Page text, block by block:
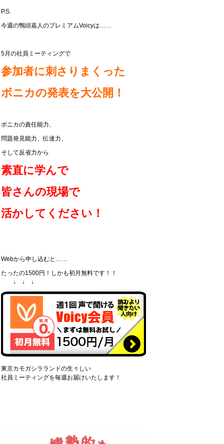
P.S.
今週の鴨頭嘉人のプレミアムVoicyは……
5月の社員ミーティングで
参加者に刺さりまくった
ボニカの発表を大公開！
ボニカの責任能力、
問題発見能力、伝達力、
そして反省力から
素直に学んで
皆さんの現場で
活かしてください！
Webから申し込むと……
たったの1500円！しかも初月無料です！！
↓ ↓ ↓
東京カモガシラランドの生々しい
社員ミーティングを毎週お届けいたします！